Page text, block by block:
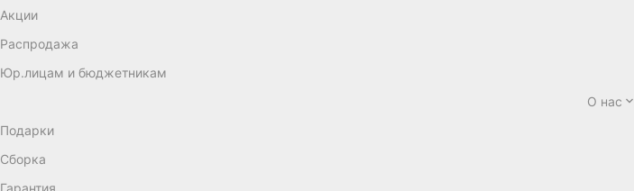
Акции
Распродажа
Юр.лицам и бюджетникам
О нас
Подарки
Сборка
Гарантия